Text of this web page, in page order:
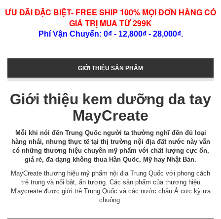
ƯU ĐÃI ĐẶC BIỆT- FREE SHIP 100% MỌI ĐƠN HÀNG CÓ
GIÁ TRỊ MUA TỪ 299K
Phí Vận Chuyển: 0₫ - 12,800₫ - 28,000₫.
GIỚI THIỆU SẢN PHẨM
Giới thiệu kem dưỡng da tay
MayCreate
Mỗi khi nói đến Trung Quốc người ta thường nghĩ đến đủ loại
hàng nhái, nhưng thực tế tại thị trường nội địa đất nước này vẫn
có những thương hiệu chuyên mỹ phẩm với chất lượng cực ổn,
giá rẻ, đa dạng không thua Hàn Quốc, Mỹ hay Nhật Bản.
MayCreate thương hiệu mỹ phẩm nội địa Trung Quốc với phong cách
trẻ trung và nổi bật, ấn tượng. Các sản phẩm của thương hiệu
M'aycreate được giới trẻ Trung Quốc và các nước châu Á cực kỳ ưa
chuộng.